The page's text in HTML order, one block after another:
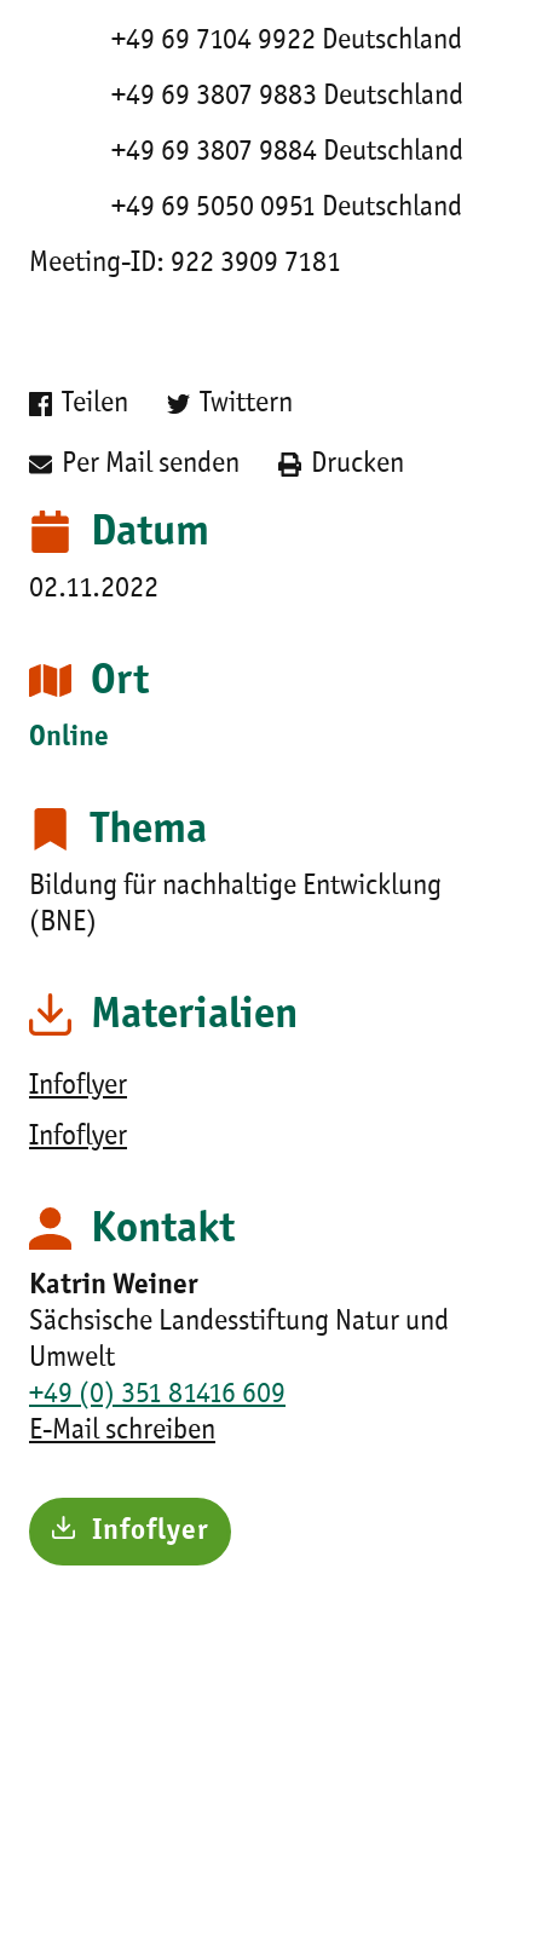
+49 69 7104 9922 Deutschland
+49 69 3807 9883 Deutschland
+49 69 3807 9884 Deutschland
+49 69 5050 0951 Deutschland
Meeting-ID: 922 3909 7181
Teilen Twittern
Per Mail senden Drucken
Datum
02.11.2022
Ort
Online
Thema
Bildung für nachhaltige Entwicklung
(BNE)
Materialien
Infoflyer
Infoflyer
Kontakt
Katrin Weiner
Sächsische Landesstiftung Natur und
Umwelt
+49 (0) 351 81416 609
E-Mail schreiben
Infoflyer